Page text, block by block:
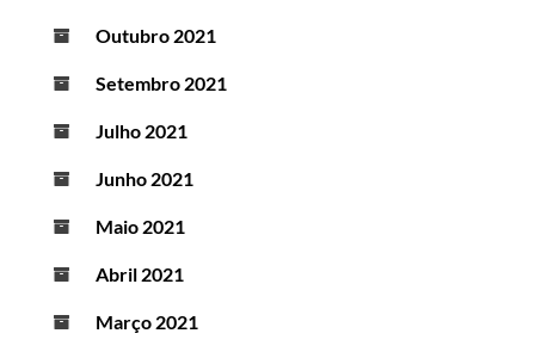
Outubro 2021
Setembro 2021
Julho 2021
Junho 2021
Maio 2021
Abril 2021
Março 2021